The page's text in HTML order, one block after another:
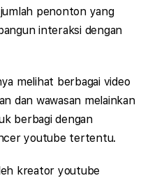
penonton yang
interaksi dengan
melihat berbagai video
dan wawasan melainkan
berbagi dengan
youtube tertentu.
kreator youtube